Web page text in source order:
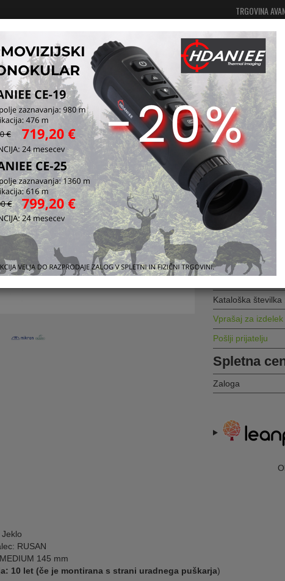
TRGOVINA
Prijavi se
Vaša košarica je še prazna
kamere in montaže Montaže za strelne daljnoglede
NI NA ZALOGI
Češko
CZ
Picatinny šina
modeli 550, 557,
Dolžina MEDIUM
Kataloška številka
Vprašaj za izdelek
Pošlji prijatelju
Spletna
Zaloga
RUSAN
145 mm
10 let (če je montirana s strani uradnega puškarja)